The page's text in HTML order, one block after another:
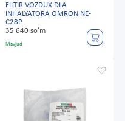
FILTIR VOZDUX DLA
INHALYATORA OMRON NE-
C28P
35 640 so'm
Mavjud